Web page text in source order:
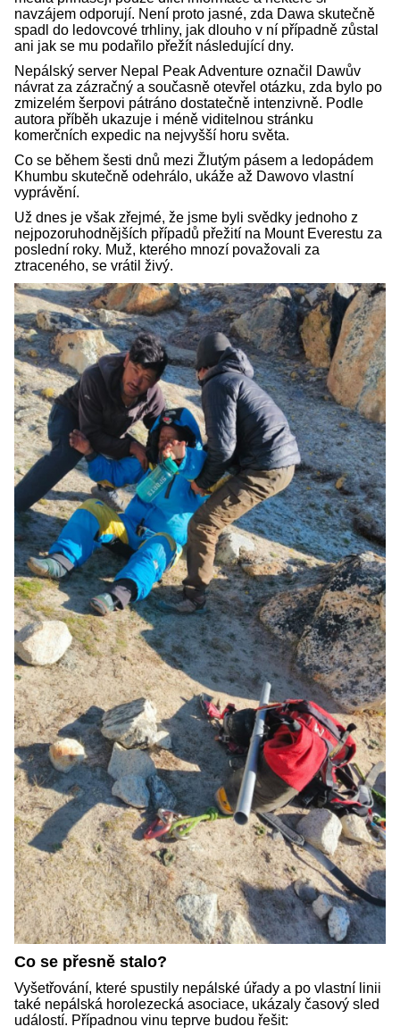
navzájem odporují. Není proto jasné, zda Dawa skutečně
spadl do ledovcové trhliny, jak dlouho v ní případně zůstal
ani jak se mu podařilo přežít následující dny.
Nepálský server Nepal Peak Adventure označil Dawův
návrat za zázračný a současně otevřel otázku, zda bylo po
zmizelém šerpovi pátráno dostatečně intenzivně. Podle
autora příběh ukazuje i méně viditelnou stránku
komerčních expedic na nejvyšší horu světa.
Co se během šesti dnů mezi Žlutým pásem a ledopádem
Khumbu skutečně odehrálo, ukáže až Dawovo vlastní
vyprávění.
Už dnes je však zřejmé, že jsme byli svědky jednoho z
nejpozoruhodnějších případů přežití na Mount Everestu za
poslední roky. Muž, kterého mnozí považovali za
ztraceného, se vrátil živý.
Co se přesně stalo?
Vyšetřování, které spustily nepálské úřady a po vlastní linii
také nepálská horolezecká asociace, ukázaly časový sled
událostí. Případnou vinu teprve budou řešit: